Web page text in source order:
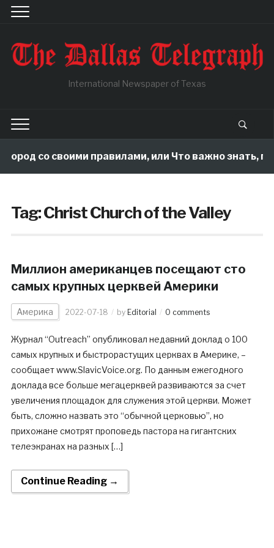
International Newspaper of Texas
со своими правилами, или Что важно знать,
Tag:Christ Church of the Valley
Миллион американцев посещают сто
самых крупных церквей Америки
Америка 2022-07-18 by Editorial 0 comments
Журнал “Outreach” опубликовал недавний доклад о 100
самых крупных и быстрорастущих церквах в Америке, –
сообщает www.SlavicVoice.org. По данным ежегодного
доклада все больше мегацерквей развиваются за счет
увеличения площадок для служения этой церкви. Может
быть, сложно назвать это “обычной церковью”, но
прихожане смотрят проповедь пастора на гигантских
телеэкранах на разных […]
Continue Reading →